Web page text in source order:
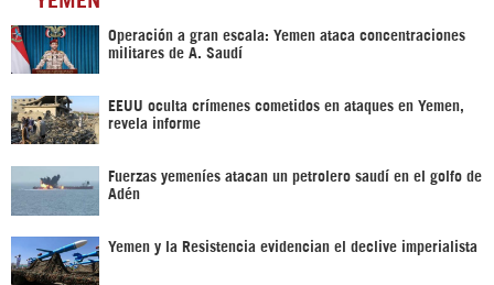
Operación a gran escala: Yemen ataca concentraciones
militares de A. Saudí
EEUU oculta crímenes cometidos en ataques en Yemen,
revela informe
Fuerzas yemeníes atacan un petrolero saudí en el golfo de
Adén
Yemen y la Resistencia evidencian el declive imperialista